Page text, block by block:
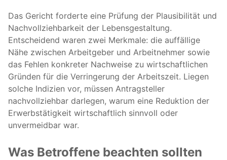
Das Gericht forderte eine Prüfung der Plausibilität und
Nachvollziehbarkeit der Lebensgestaltung.
Entscheidend waren zwei Merkmale: die auffällige
Nähe zwischen Arbeitgeber und Arbeitnehmer sowie
das Fehlen konkreter Nachweise zu wirtschaftlichen
Gründen für die Verringerung der Arbeitszeit. Liegen
solche Indizien vor, müssen Antragsteller
nachvollziehbar darlegen, warum eine Reduktion der
Erwerbstätigkeit wirtschaftlich sinnvoll oder
unvermeidbar war.
Was Betroffene beachten sollten